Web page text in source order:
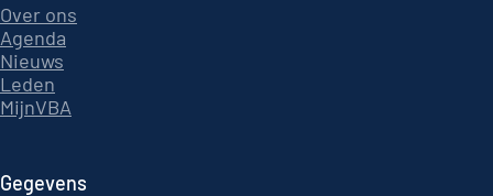
Over ons
Agenda
Nieuws
Leden
MijnVBA
Gegevens